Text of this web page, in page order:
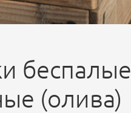
беспалые
(олива)